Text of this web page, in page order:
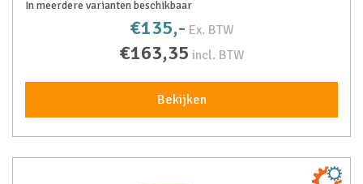
In meerdere varianten beschikbaar
€135,- Ex. BTW
€163,35 incl. BTW
Bekijken